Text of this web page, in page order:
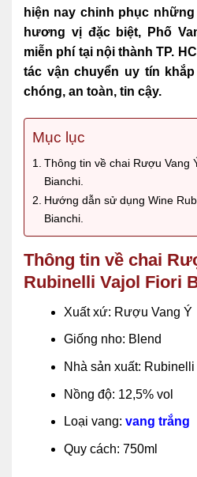
hiện nay chinh phục
hương vị đặc biệt, Phố
miễn phí tại nội thành TP.
tác vận chuyển uy tín
chóng, an toàn, tin cậy.
Mục lục
Thông tin về chai Rượu Vang
Bianchi.
Hướng dẫn sử dụng Wine
Bianchi.
Thông tin về chai
Rubinelli Vajol Fiori
Xuất xứ: Rượu Vang Ý
Giống nho: Blend
Nhà sản xuất: Rubinelli
Nồng độ: 12,5% vol
Loại vang: vang trắng
Quy cách: 750ml